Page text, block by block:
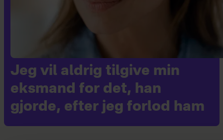
Jeg vil aldrig tilgive min
eksmand for det, han
gjorde, efter jeg forlod ham